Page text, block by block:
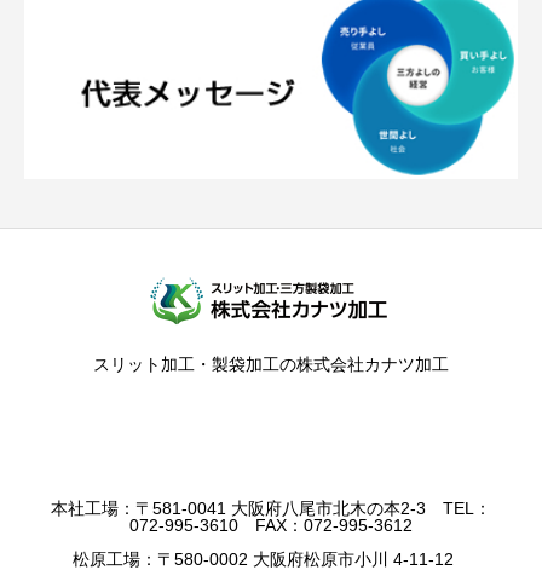
スリット加工・製袋加工の株式会社カナツ加工
本社工場：〒581-0041 大阪府八尾市北木の本2-3 TEL：
072-995-3610 FAX：072-995-3612
松原工場：〒580-0002 大阪府松原市小川 4-11-12